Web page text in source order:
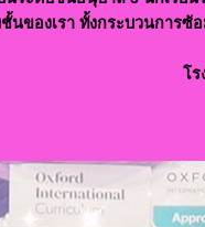
นของเรา ทั้งกระบวนการซ้อ
โร